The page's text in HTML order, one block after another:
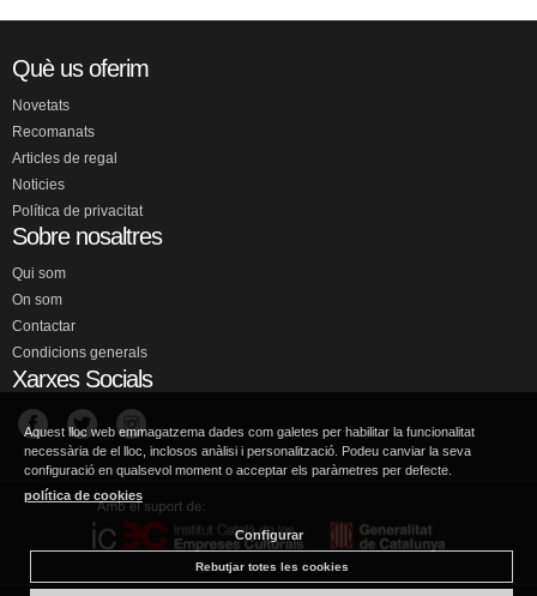
Què us oferim
Novetats
Recomanats
Articles de regal
Noticies
Política de privacitat
Sobre nosaltres
Qui som
On som
Contactar
Condicions generals
Xarxes Socials
Aquest lloc web emmagatzema dades com galetes per habilitar la funcionalitat
necessària de el lloc, inclosos anàlisi i personalització. Podeu canviar la seva
configuració en qualsevol moment o acceptar els paràmetres per defecte.
política de cookies
Configurar
Rebutjar totes les cookies